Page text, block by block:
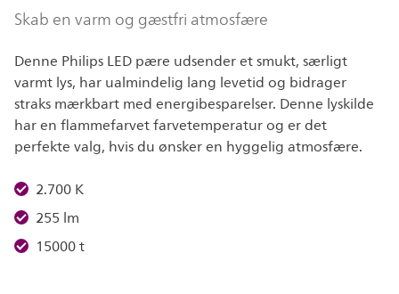
Skab en varm og gæstfri atmosfære
Denne Philips LED pære udsender et smukt, særligt
varmt lys, har ualmindelig lang levetid og bidrager
straks mærkbart med energibesparelser. Denne lyskilde
har en flammefarvet farvetemperatur og er det
perfekte valg, hvis du ønsker en hyggelig atmosfære.
2.700 K
255 lm
15000 t